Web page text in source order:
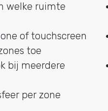
welke ruimte
of touchscreen
toe
bij meerdere
per zone